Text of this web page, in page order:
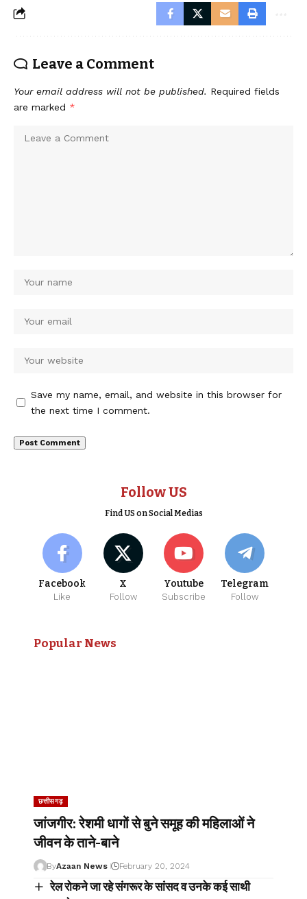
Leave a Comment
Your email address will not be published. Required fields
are marked *
Save my name, email, and website in this browser for
the next time I comment.
Follow US
Find US on Social Medias
Facebook
Like
X
Follow
Youtube
Subscribe
Telegram
Follow
Popular News
छत्तीसगढ़
जांजगीर: रेशमी धागों से बुने समूह की महिलाओं ने
जीवन के ताने-बाने
ByAzaan News February 20, 2024
रेल रोकने जा रहे संगरूर के सांसद व उनके कई साथी